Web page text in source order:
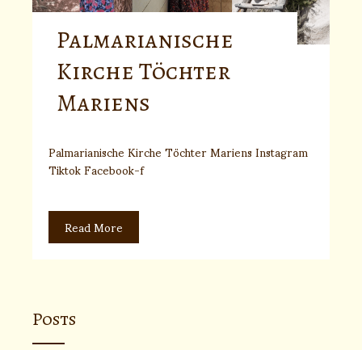
Palmarianische
Kirche Töchter
Mariens
Palmarianische Kirche Töchter Mariens Instagram
Tiktok Facebook-f
Read More
Posts